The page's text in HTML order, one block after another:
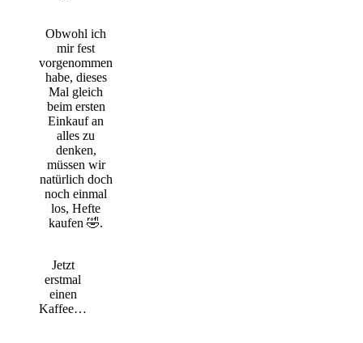
Obwohl ich
mir fest
vorgenommen
habe, dieses
Mal gleich
beim ersten
Einkauf an
alles zu
denken,
müssen wir
natürlich doch
noch einmal
los, Hefte
kaufen 🤣.
Jetzt
erstmal
einen
Kaffee…